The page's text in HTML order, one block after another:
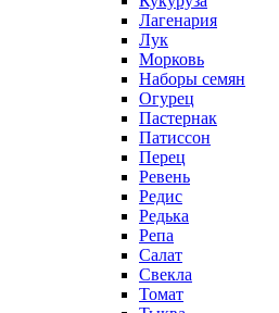
Лагенария
Лук
Морковь
Наборы семян
Огурец
Пастернак
Патиссон
Перец
Ревень
Редис
Редька
Репа
Салат
Свекла
Томат